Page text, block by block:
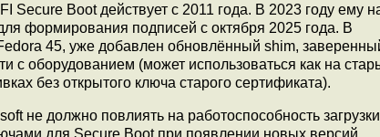
Boot действует с 2011 года. В 2023 году ему
формирования подписей с октября 2025 года. В
45, уже добавлен обновлённый shim,
с оборудованием (может использоваться как на
без открытого ключа старого сертификата).
не должно повлиять на работоспособность
для Secure Boot при появлении новых версий